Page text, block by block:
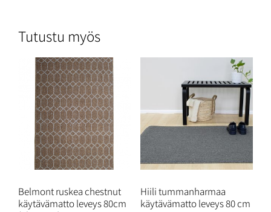
Tutustu myös
Belmont ruskea chestnut
käytävämatto leveys 80cm
Hiili tummanharmaa
käytävämatto leveys 80 cm